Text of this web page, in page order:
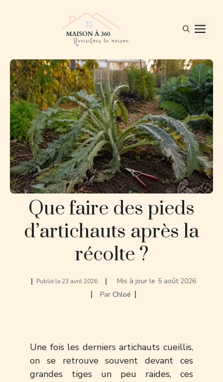
Que faire des pieds
d’artichauts après la
récolte ?
Publié le 23 avril 2026 Mis à jour le 5 août 2026
Par Chloé
Une fois les derniers artichauts cueillis,
on se retrouve souvent devant ces
grandes tiges un peu raides, ces